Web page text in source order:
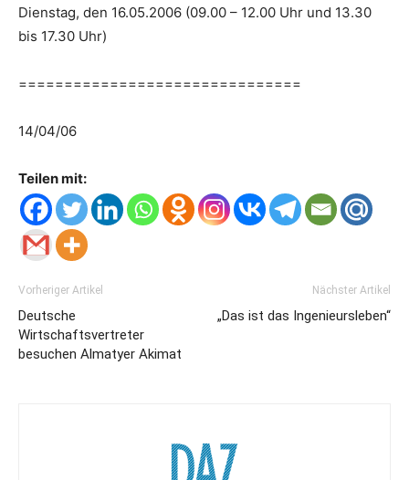
Dienstag, den 16.05.2006 (09.00 – 12.00 Uhr und 13.30
bis 17.30 Uhr)
===============================
14/04/06
Teilen mit:
Vorheriger Artikel
Deutsche
Wirtschaftsvertreter
besuchen Almatyer Akimat
Nächster Artikel
„Das ist das Ingenieursleben“